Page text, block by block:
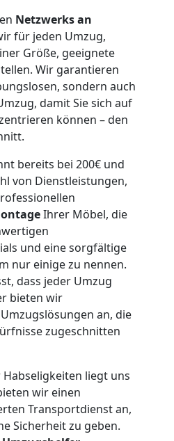
Netzwerks an
für jeden Umzug,
Größe, geeignete
Wir garantieren
sondern auch
damit Sie sich auf
können – den
bereits bei 200€ und
von Dienstleistungen,
Ihrer Möbel, die
und eine sorgfältige
nur einige zu nennen.
dass jeder Umzug
bieten wir
an, die
zugeschnitten
liegt uns
wir einen
Transportdienst an,
Sicherheit zu geben.